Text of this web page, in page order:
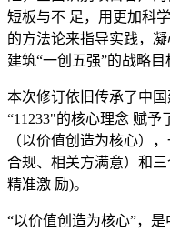
短板与不 足，用更加科
的方法论来指导实践，
建筑“一创五强”的战略目
本次修订依旧传承了中
“11233"的核心理念 赋
（以价值创造为核心）
合规、相关方满意）和
精准激 励)。
“以价值创造为核心”，